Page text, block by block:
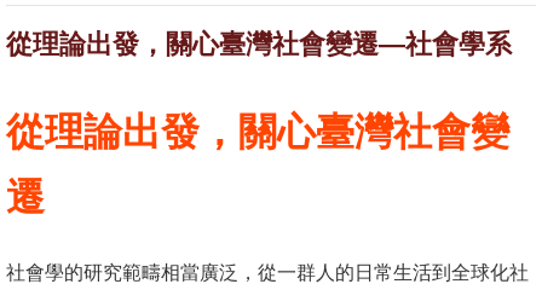
識
院
術
位
從理論出發，關心臺灣社會變遷—社會學系
從理論出發，關心臺灣社會變
遷
社會學的研究範疇相當廣泛，從一群人的日常生活到全球化社